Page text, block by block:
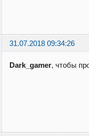
31.07.2018 09:34:26
Dark_gamer, чтобы